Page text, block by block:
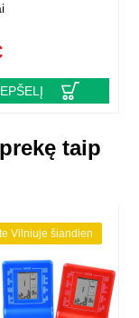
taip
Vilniuje šiandien